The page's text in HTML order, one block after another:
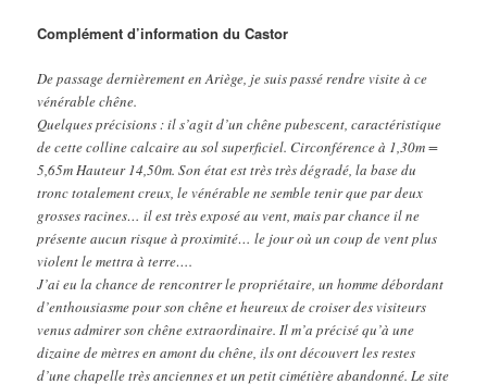
Complément d’information du Castor
De passage dernièrement en Ariège, je suis passé rendre visite à ce
vénérable chêne.
Quelques précisions : il s’agit d’un chêne pubescent, caractéristique
de cette colline calcaire au sol superficiel. Circonférence à 1,30m =
5,65m Hauteur 14,50m. Son état est très très dégradé, la base du
tronc totalement creux, le vénérable ne semble tenir que par deux
grosses racines… il est très exposé au vent, mais par chance il ne
présente aucun risque à proximité… le jour où un coup de vent plus
violent le mettra à terre….
J’ai eu la chance de rencontrer le propriétaire, un homme débordant
d’enthousiasme pour son chêne et heureux de croiser des visiteurs
venus admirer son chêne extraordinaire. Il m’a précisé qu’à une
dizaine de mètres en amont du chêne, ils ont découvert les restes
d’une chapelle très anciennes et un petit cimétière abandonné. Le site